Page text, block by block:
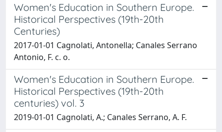
Women's Education in Southern Europe.
Historical Perspectives (19th-20th
Centuries)
2017-01-01 Cagnolati, Antonella; Canales Serrano
Antonio, F. c. o.
Women's Education in Southern Europe.
Historical Perspectives (19th-20th
centuries) vol. 3
2019-01-01 Cagnolati, A.; Canales Serrano, A. F.